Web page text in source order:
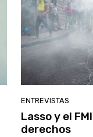
ENTREVISTAS
Lasso y el
derechos